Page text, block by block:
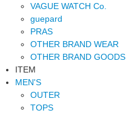
VAGUE WATCH Co.
guepard
PRAS
OTHER BRAND WEAR
OTHER BRAND GOODS
ITEM
MEN'S
OUTER
TOPS